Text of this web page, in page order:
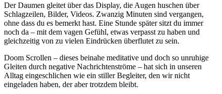
Der Daumen gleitet über das Display, die Augen huschen über
Schlagzeilen, Bilder, Videos. Zwanzig Minuten sind vergangen,
ohne dass du es bemerkt hast. Eine Stunde später sitzt du immer
noch da – mit dem vagen Gefühl, etwas verpasst zu haben und
gleichzeitig von zu vielen Eindrücken überflutet zu sein.
Doom Scrollen – dieses beinahe meditative und doch so unruhige
Gleiten durch negative Nachrichtenströme – hat sich in unseren
Alltag eingeschlichen wie ein stiller Begleiter, den wir nicht
eingeladen haben, der aber trotzdem bleibt.